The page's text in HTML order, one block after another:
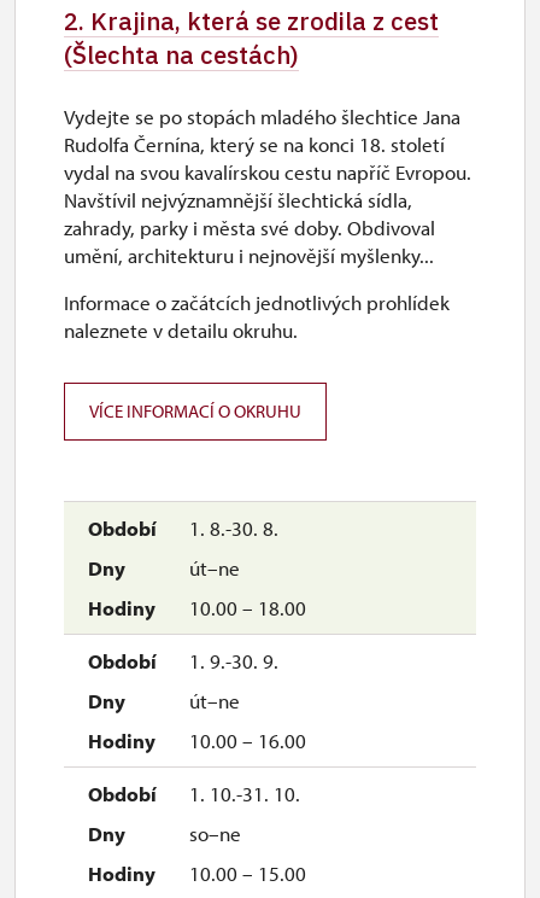
2. Krajina, která se zrodila z cest
(Šlechta na cestách)
1. 8.-30. 8.
út–ne
10.00 – 18.00
1. 9.-30. 9.
út–ne
10.00 – 16.00
1. 10.-31. 10.
so–ne
10.00 – 15.00
Vydejte se po stopách mladého šlechtice Jana
Rudolfa Černína, který se na konci 18. století
vydal na svou kavalírskou cestu napříč Evropou.
Navštívil nejvýznamnější šlechtická sídla,
zahrady, parky i města své doby. Obdivoval
umění, architekturu i nejnovější myšlenky...
Informace o začátcích jednotlivých prohlídek
naleznete v detailu okruhu.
VÍCE INFORMACÍ O OKRUHU